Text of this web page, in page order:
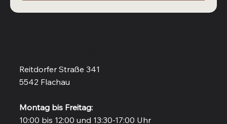
Reitdorfer Straße 341
5542 Flachau
Montag bis Freitag:
10:00 bis 12:00 und 13:30-17:00 Uhr